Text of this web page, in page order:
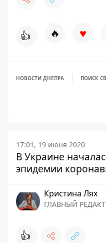
👍 🔥 ♥
НОВОСТИ ДНЕПРА ПОИСК
17:01, 19 июня 2020
В Украине
эпидемии
Кристина Лях
ГЛАВНЫЙ
👍